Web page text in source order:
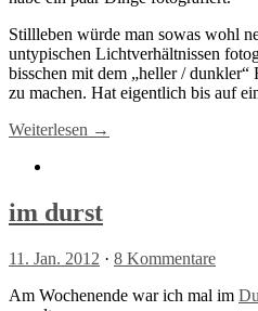
Stillleben würde man sowas wohl
untypischen Lichtverhältnissen
bisschen mit dem „heller / dunkler“
zu machen. Hat eigentlich bis auf
Weiterlesen →
im durst
11. Jan. 2012 · 8 Kommentare
Am Wochenende war ich mal im